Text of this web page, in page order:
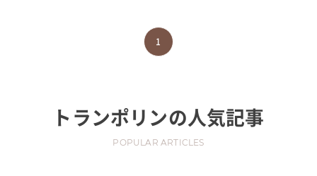
1
トランポリンの人気記事
POPULAR ARTICLES